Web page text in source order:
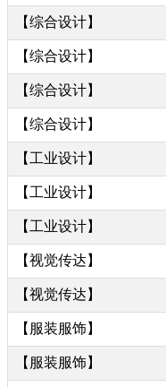
【综合设计】
【综合设计】
【综合设计】
【综合设计】
【工业设计】
【工业设计】
【工业设计】
【视觉传达】
【视觉传达】
【服装服饰】
【服装服饰】